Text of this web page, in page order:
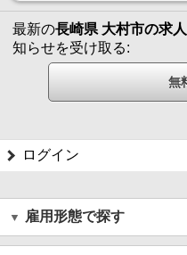
最新の長崎県 大村市の求人
知らせを受け取る:
ログイン
雇用形態で探す